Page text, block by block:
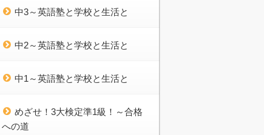
中3～英語塾と学校と生活と
中2～英語塾と学校と生活と
中1～英語塾と学校と生活と
めざせ！3大検定準1級！～合格
への道